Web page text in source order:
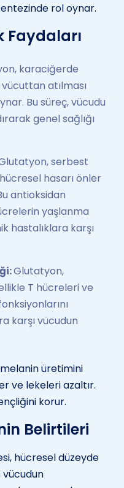
rol oynar.
Faydaları
karaciğerde
atılması
Bu süreç, vücudu
genel sağlığı
serbest
hasarı önler
antioksidan
yaşlanma
hastalıklara karşı
i:Glutatyon,
T hücreleri ve
karşı vücudun
üretimini
ve lekeleri azaltır.
korur.
Belirtileri
hücresel düzeyde